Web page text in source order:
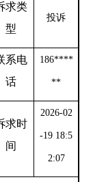
求类
型
投诉
系电
话
186****
**
求时
间
2026-02
-19 18:5
2:07